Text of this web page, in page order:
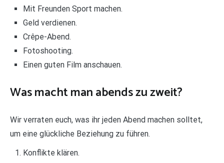
Mit Freunden Sport machen.
Geld verdienen.
Crêpe-Abend.
Fotoshooting.
Einen guten Film anschauen.
Was macht man abends zu zweit?
Wir verraten euch, was ihr jeden Abend machen solltet,
um eine glückliche Beziehung zu führen.
Konflikte klären.